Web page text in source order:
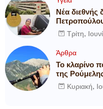
Νέα διεθνής
Τρίτη,
Άρθρα
Το κλαρίνο
της
Κυριακή,